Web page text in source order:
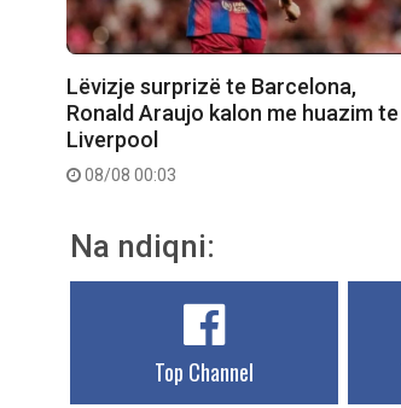
Lëvizje surprizë te Barcelona,
Ronald Araujo kalon me huazim te
Liverpool
08/08 00:03
Na ndiqni:
Top Channel